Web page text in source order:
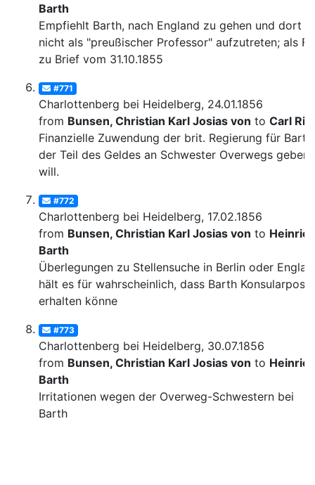
Barth
Empfiehlt Barth, nach England zu gehen und dort
nicht als "preußischer Professor" aufzutreten; als
zu Brief vom 31.10.1855
#771
Charlottenberg bei Heidelberg, 24.01.1856
from Bunsen, Christian Karl Josias von to Carl
Finanzielle Zuwendung der brit. Regierung für Barth,
der Teil des Geldes an Schwester Overwegs geben
will.
#772
Charlottenberg bei Heidelberg, 17.02.1856
from Bunsen, Christian Karl Josias von to Heinrich
Barth
Überlegungen zu Stellensuche in Berlin oder
hält es für wahrscheinlich, dass Barth
erhalten könne
#773
Charlottenberg bei Heidelberg, 30.07.1856
from Bunsen, Christian Karl Josias von to Heinrich
Barth
Irritationen wegen der Overweg-Schwestern bei
Barth